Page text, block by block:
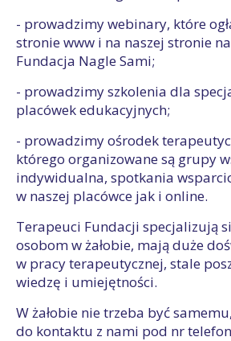
- prowadzimy webinary, które
stronie www i na naszej stronie
Fundacja Nagle Sami;
- prowadzimy szkolenia dla
placówek edukacyjnych;
- prowadzimy ośrodek
którego organizowane są grupy
indywidualna, spotkania
w naszej placówce jak i online.
Terapeuci Fundacji specjalizują
osobom w żałobie, mają duże
w pracy terapeutycznej, stale
wiedzę i umiejętności.
W żałobie nie trzeba być
do kontaktu z nami pod nr